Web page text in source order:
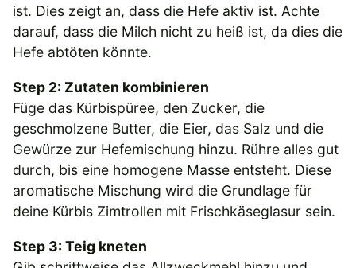
ist. Dies zeigt an, dass die Hefe aktiv ist. Achte
darauf, dass die Milch nicht zu heiß ist, da dies die
Hefe abtöten könnte.
Step 2: Zutaten kombinieren
Füge das Kürbispüree, den Zucker, die
geschmolzene Butter, die Eier, das Salz und die
Gewürze zur Hefemischung hinzu. Rühre alles gut
durch, bis eine homogene Masse entsteht. Diese
aromatische Mischung wird die Grundlage für
deine Kürbis Zimtrollen mit Frischkäseglasur sein.
Step 3: Teig kneten